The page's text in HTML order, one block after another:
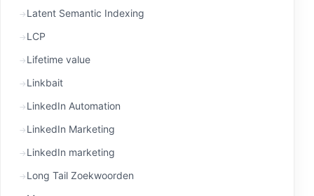
Latent Semantic Indexing
LCP
Lifetime value
Linkbait
LinkedIn Automation
LinkedIn Marketing
LinkedIn marketing
Long Tail Zoekwoorden